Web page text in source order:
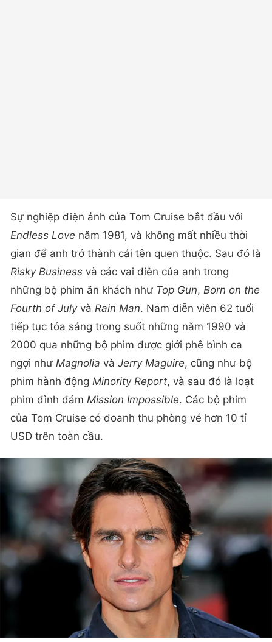
Sự nghiệp điện ảnh của Tom Cruise bắt đầu với
Endless Love năm 1981, và không mất nhiều thời
gian để anh trở thành cái tên quen thuộc. Sau đó là
Risky Business và các vai diễn của anh trong
những bộ phim ăn khách như Top Gun, Born on the
Fourth of July và Rain Man. Nam diễn viên 62 tuổi
tiếp tục tỏa sáng trong suốt những năm 1990 và
2000 qua những bộ phim được giới phê bình ca
ngợi như Magnolia và Jerry Maguire, cũng như bộ
phim hành động Minority Report, và sau đó là loạt
phim đình đám Mission Impossible. Các bộ phim
của Tom Cruise có doanh thu phòng vé hơn 10 tỉ
USD trên toàn cầu.